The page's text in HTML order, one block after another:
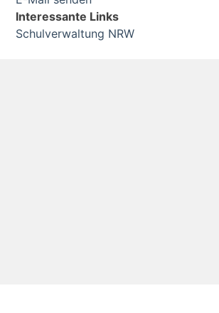
Interessante Links
Schulverwaltung NRW